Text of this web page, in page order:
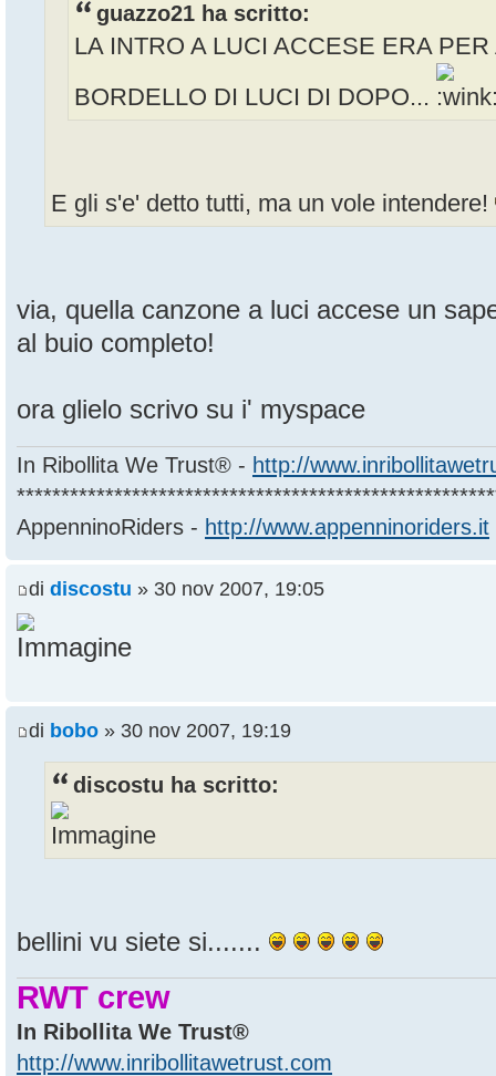
guazzo21 ha scritto:
LA INTRO A LUCI ACCESE ERA
BORDELLO DI LUCI DI DOPO...
E gli s'e' detto tutti, ma un vole intendere!
via, quella canzone a luci accese un
al buio completo!
ora glielo scrivo su i' myspace
In Ribollita We Trust® - http://
AppenninoRiders - http://www.appenninoriders.it
di discostu » 30 nov 2007, 19:05
di bobo » 30 nov 2007, 19:19
discostu ha scritto:
bellini vu siete si.......
RWT crew
In Ribollita We Trust®
http://www.inribollitawetrust.com